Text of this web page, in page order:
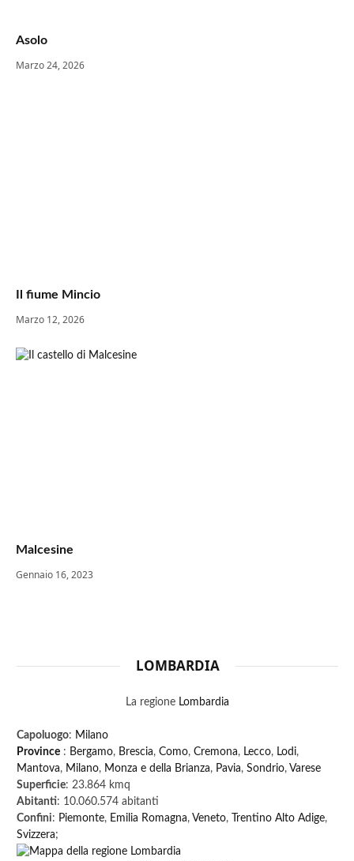
Asolo
Marzo 24, 2026
Il fiume Mincio
Marzo 12, 2026
Malcesine
Gennaio 16, 2023
LOMBARDIA
La regione Lombardia
Capoluogo: Milano
Province : Bergamo, Brescia, Como, Cremona, Lecco, Lodi,
Mantova, Milano, Monza e della Brianza, Pavia, Sondrio, Varese
Superficie: 23.864 kmq
Abitanti: 10.060.574 abitanti
Confini: Piemonte, Emilia Romagna, Veneto, Trentino Alto Adige,
Svizzera;